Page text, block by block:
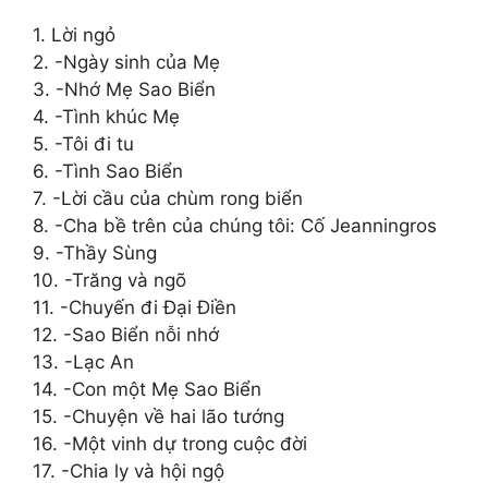
1. Lời ngỏ
2. -Ngày sinh của Mẹ
3. -Nhớ Mẹ Sao Biển
4. -Tình khúc Mẹ
5. -Tôi đi tu
6. -Tình Sao Biển
7. -Lời cầu của chùm rong biển
8. -Cha bề trên của chúng tôi: Cố Jeanningros
9. -Thầy Sùng
10. -Trăng và ngõ
11. -Chuyến đi Đại Điền
12. -Sao Biển nỗi nhớ
13. -Lạc An
14. -Con một Mẹ Sao Biển
15. -Chuyện về hai lão tướng
16. -Một vinh dự trong cuộc đời
17. -Chia ly và hội ngộ